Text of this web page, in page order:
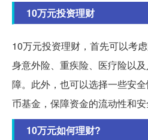
10万元投资理财
10万元投资理财，首先可以考
身意外险、重疾险、医疗险以
障。此外，也可以选择一些安
币基金，保障资金的流动性和安
10万元如何理财?